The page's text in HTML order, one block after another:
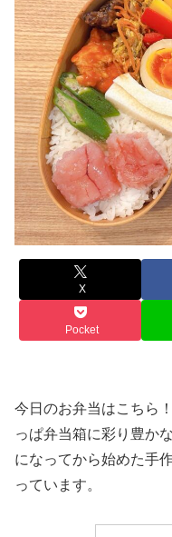
X
Pocket
今日のお弁当はこちら
っぱ弁当箱に彩り豊か
になってから始めた手
っています。